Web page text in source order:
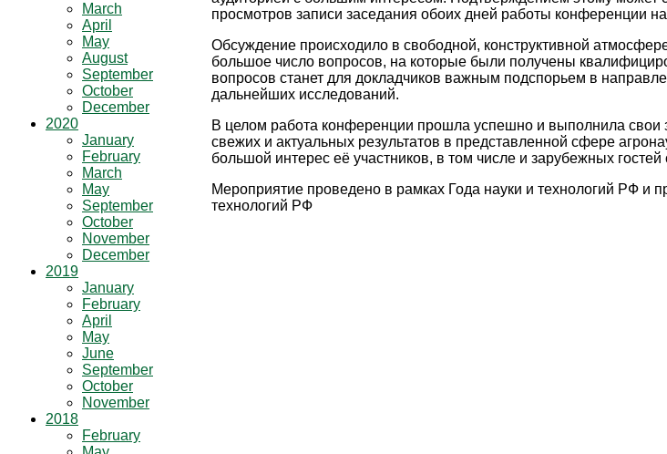
March
April
May
August
September
October
December
2020
January
February
March
May
September
October
November
December
2019
January
February
April
May
June
September
October
November
2018
February
просмотров записи заседания обоих дней работы конференции
Обсуждение происходило в свободной, конструктивной
большое число вопросов, на которые были получены
вопросов станет для докладчиков важным подспорьем в
дальнейших исследований.
В целом работа конференции прошла успешно и выполнила свои
свежих и актуальных результатов в представленной сфере
большой интерес её участников, в том числе и зарубежных гостей
Мероприятие проведено в рамках Года науки и технологий РФ и
технологий РФ